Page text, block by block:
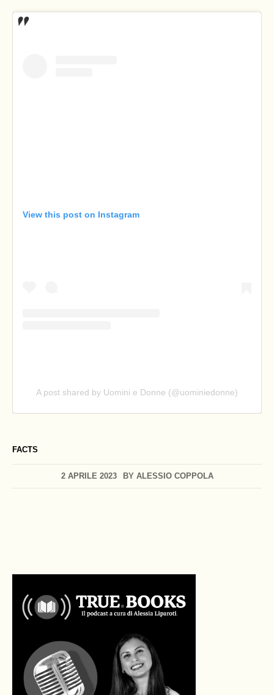
FACTS
2 APRILE 2023 BY ALESSIO COPPOLA
View this post on Instagram
A post shared by Uomini e Donne (@uominiedonne)